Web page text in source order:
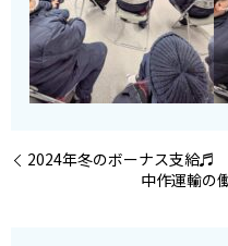
2024年冬のボーナス支給♬
中作運輸